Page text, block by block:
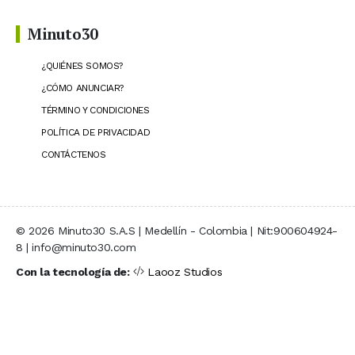
Minuto30
¿QUIÉNES SOMOS?
¿CÓMO ANUNCIAR?
TÉRMINO Y CONDICIONES
POLÍTICA DE PRIVACIDAD
CONTÁCTENOS
© 2026 Minuto30 S.A.S | Medellín - Colombia | Nit:900604924-
8 | info@minuto30.com
Con la tecnología de:
Laooz Studios